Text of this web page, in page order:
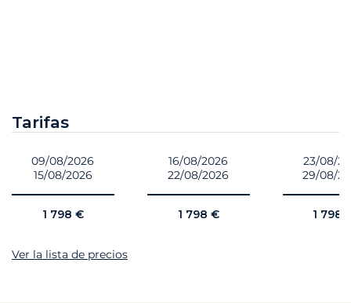
Tarifas
09/08/2026
15/08/2026
1 798 €
16/08/2026
22/08/2026
1 798 €
23/08/
29/08/
1 798
Ver la lista de precios